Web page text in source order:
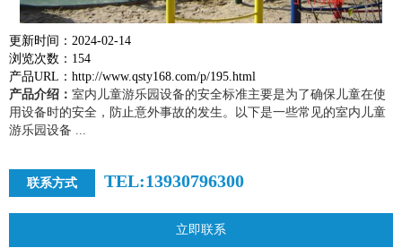
更新时间：2024-02-14
浏览次数：154
产品URL：http://www.qsty168.com/p/195.html
产品介绍： 室内儿童游乐园设备的安全标准主要是为了确保儿童在使
用设备时的安全，防止意外事故的发生。以下是一些常见的室内儿童
游乐园设备 ...
联系方式 TEL:13930796300
立即联系